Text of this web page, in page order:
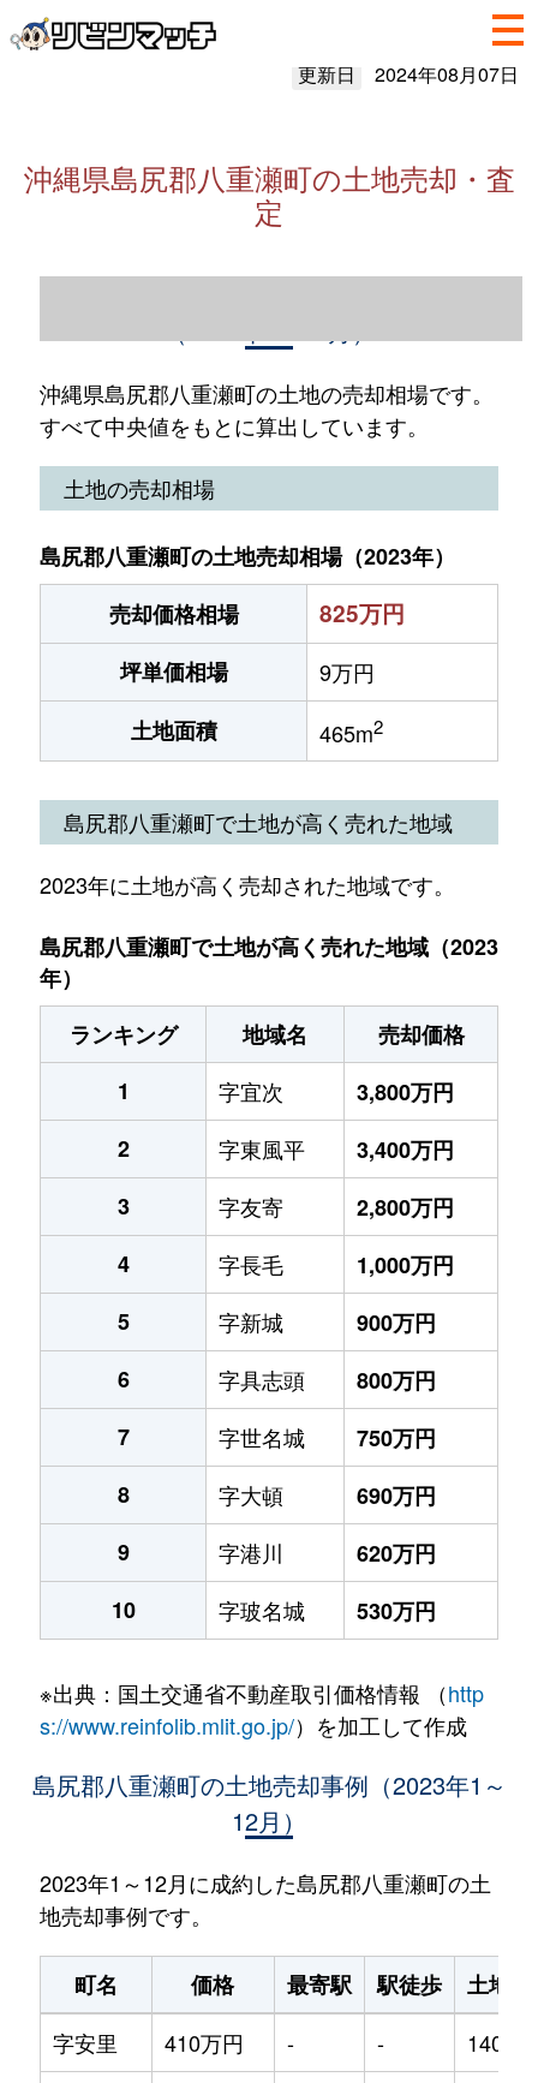
更新日 2024年08月07日
沖縄県島尻郡八重瀬町の土地売却・査
定
沖縄県島尻郡八重瀬町の土地の売却相場です。
すべて中央値をもとに算出しています。
土地の売却相場
島尻郡八重瀬町の土地売却相場（2023年）
売却価格相場
825万円
坪単価相場
9万円
土地面積
465m2
島尻郡八重瀬町で土地が高く売れた地域
2023年に土地が高く売却された地域です。
島尻郡八重瀬町で土地が高く売れた地域（2023
年）
ランキング
地域名
売却価格
1
字宜次
3,800万円
2
字東風平
3,400万円
3
字友寄
2,800万円
4
字長毛
1,000万円
5
字新城
900万円
6
字具志頭
800万円
7
字世名城
750万円
8
字大頓
690万円
9
字港川
620万円
10
字玻名城 530万円
※出典：国土交通省不動産取引価格情報 （http
s://www.reinfolib.mlit.go.jp/）を加工して作成
島尻郡八重瀬町の土地売却事例（2023年1～
12月）
2023年1～12月に成約した島尻郡八重瀬町の土
地売却事例です。
町名 価格 最寄駅 駅徒歩
土地面
字安里
410万円 - -